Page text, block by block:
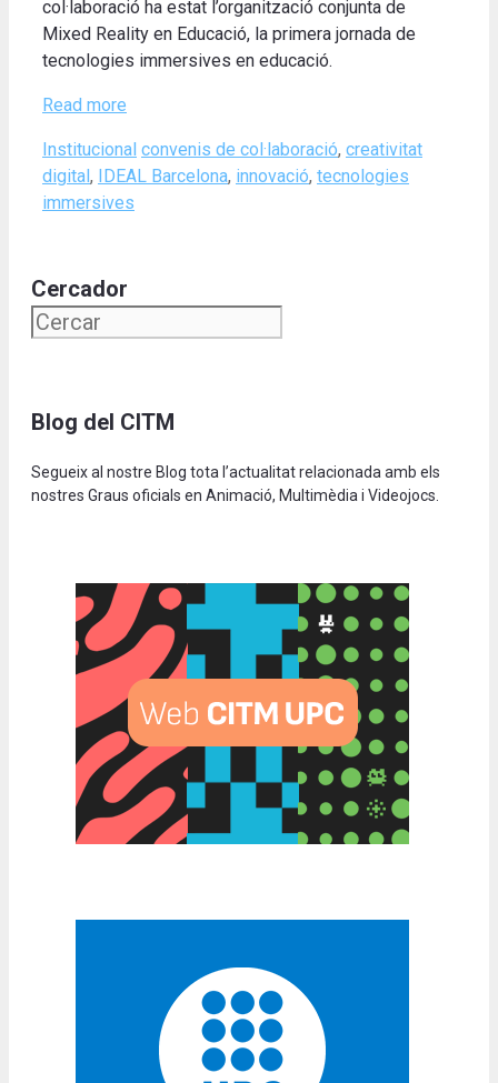
col·laboració ha estat l’organització conjunta de
Mixed Reality en Educació, la primera jornada de
tecnologies immersives en educació.
Read more
Categories
Institucional Tags
convenis de col·laboració, creativitat
digital, IDEAL Barcelona, innovació, tecnologies
immersives
Cercador
Blog del CITM
Segueix al nostre Blog tota l’actualitat relacionada amb els
nostres Graus oficials en Animació, Multimèdia i Videojocs.